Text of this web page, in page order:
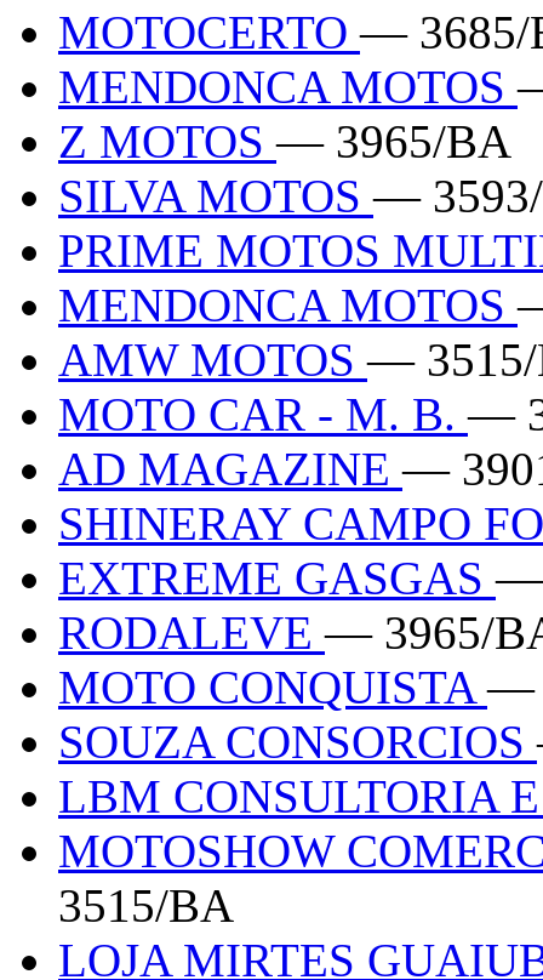
MOTOCERTO— 3685/
MENDONCA MOTOS
Z MOTOS— 3965/BA
SILVA MOTOS—
PRIME MOTOS
MENDONCA MOTOS
AMW MOTOS—
MOTO CAR - M. B.—
AD MAGAZINE—
SHINERAY CAMPO
EXTREME GASGAS—
RODALEVE— 3965/
MOTO CONQUISTA—
SOUZA CONSORCIOS
LBM CONSULTORIA
MOTOSHOW
3515/BA
LOJA MIRTES